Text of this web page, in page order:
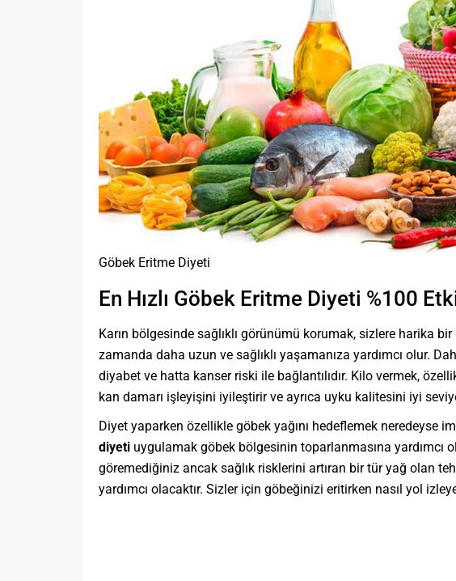
Göbek Eritme Diyeti
En Hızlı Göbek Eritme Diyeti %100
Karın bölgesinde sağlıklı görünümü korumak, sizlere harika
zamanda daha uzun ve sağlıklı yaşamanıza yardımcı olur.
diyabet ve hatta kanser riski ile bağlantılıdır. Kilo vermek,
kan damarı işleyişini iyileştirir ve ayrıca uyku kalitesini iyi
Diyet yaparken özellikle göbek yağını hedeflemek neredeyse
diyeti uygulamak göbek bölgesinin toparlanmasına yardımcı
göremediğiniz ancak sağlık risklerini artıran bir tür yağ olan
yardımcı olacaktır. Sizler için göbeğinizi eritirken nasıl yol